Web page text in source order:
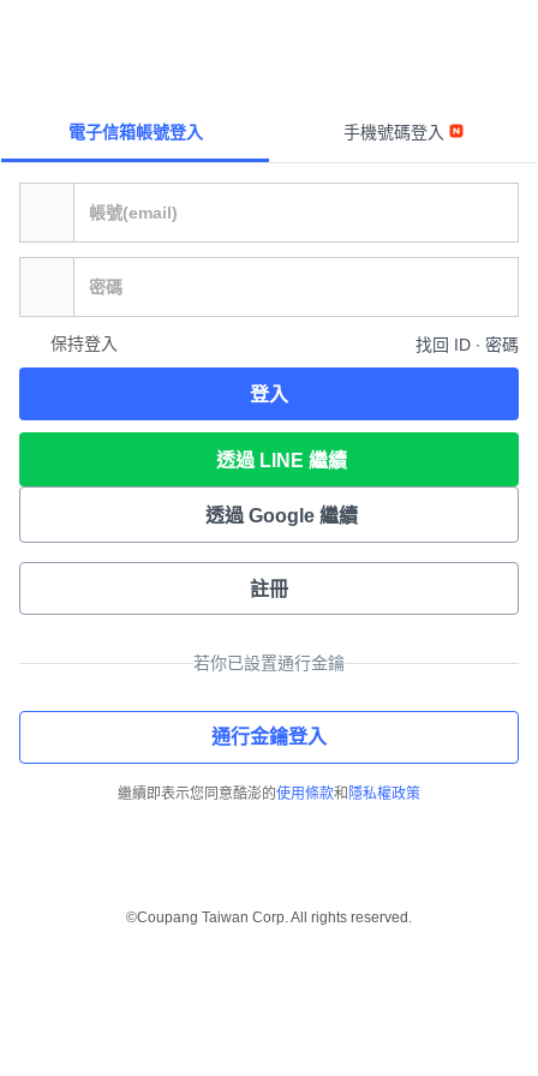
電子信箱帳號登入 手機號碼登入
保持登入 找回 ID ∙ 密碼
登入
透過 LINE 繼續
透過 Google 繼續
註冊
若你已設置通行金鑰
通行金鑰登入
繼續即表示您同意酷澎的使用條款和 隱私權政策
©Coupang Taiwan Corp. All rights reserved.